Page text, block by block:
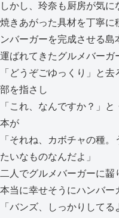
しかし、玲奈も厨房が気に
焼きあがった具材を丁寧に
ンバーガーを完成させる島
運ばれてきたグルメバーガ
「どうぞごゆっくり」と
部を指さし
「これ、なんですか？」
本が
「それね、カボチャの種
たいなものなんだよ」
二人でグルメバーガーに齧
本当に幸せそうにハンバー
「バンズ、しっかりしてる